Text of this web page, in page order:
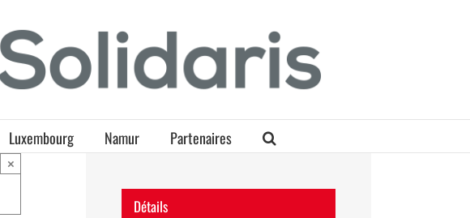
Luxembourg Namur Partenaires
×
Détails